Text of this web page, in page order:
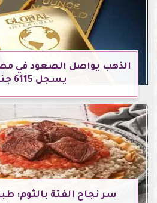
يسجل 6115 جنيهاً...
سر نجاح الفتة بالثوم: